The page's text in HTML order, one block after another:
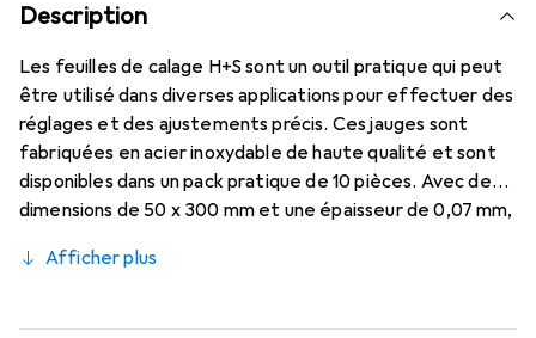
Description
Les feuilles de calage H+S sont un outil pratique qui peut
être utilisé dans diverses applications pour effectuer des
réglages et des ajustements précis. Ces jauges sont
fabriquées en acier inoxydable de haute qualité et sont
disponibles dans un pack pratique de 10 pièces. Avec des
dimensions de 50 x 300 mm et une épaisseur de 0,07 mm,
une variété d'applications. Les feuilles de calage sont
mécanique et de la fabrication, où des mesures et des
Afficher plus